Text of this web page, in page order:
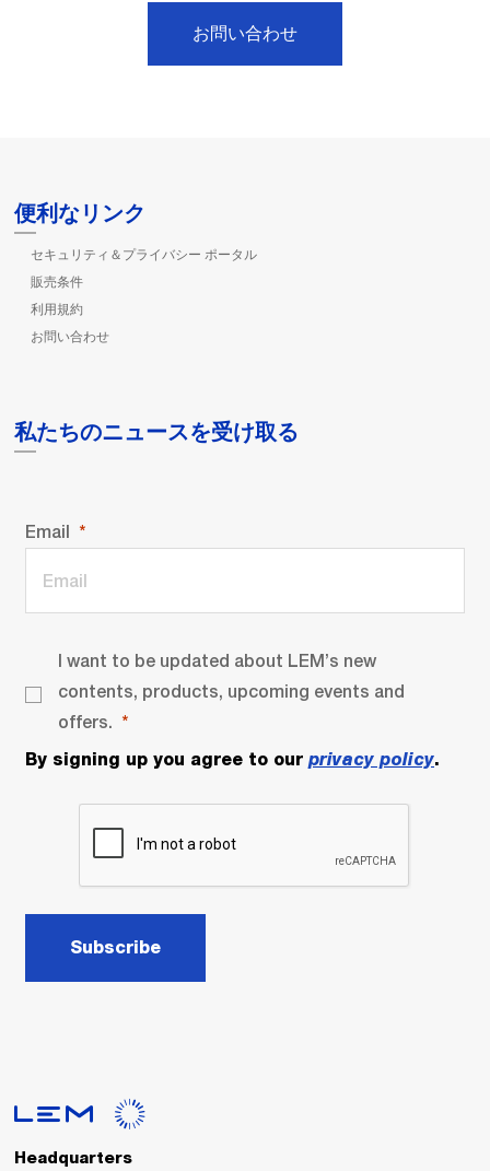
お問い合わせ
便利なリンク
セキュリティ＆プライバシー ポータル
販売条件
利用規約
お問い合わせ
私たちのニュースを受け取る
Email
I want to be updated about LEM’s new
contents, products, upcoming events and
offers.
By signing up you agree to our privacy policy.
Subscribe
Headquarters